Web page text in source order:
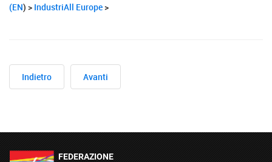
(EN) > IndustriAll Europe>
Indietro Avanti